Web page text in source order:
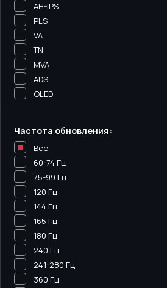
AH-IPS
PLS
VA
TN
MVA
ADS
OLED
Частота обновления:
Все
60-74 Гц
75-99 Гц
120 Гц
144 Гц
165 Гц
180 Гц
240 Гц
241-280 Гц
360 Гц